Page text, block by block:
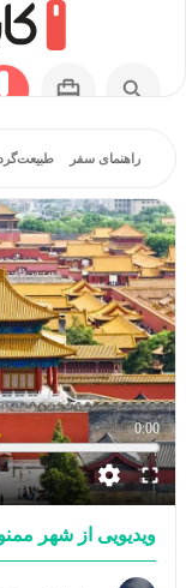
راهنمای سفر
0:00
ویدیویی از شهر